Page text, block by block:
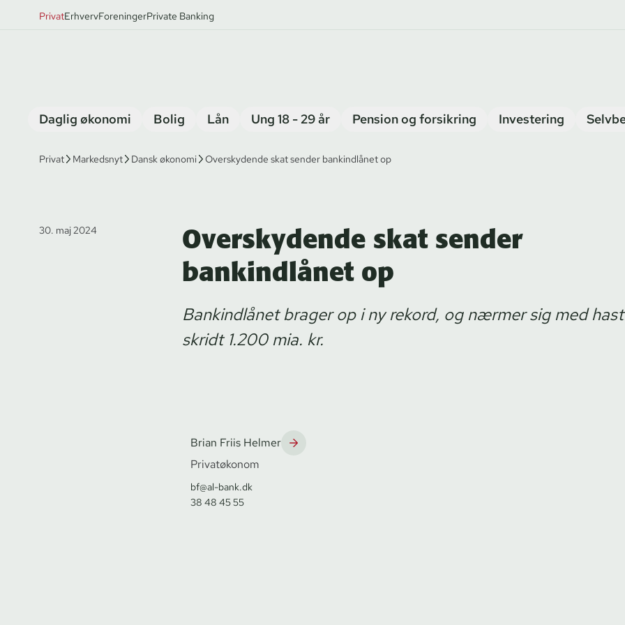
PrivatErhvervForeningerPrivate Banking
Daglig økonomi Bolig Lån Ung 18 - 29 år Pension og forsikring Investering
Privat Markedsnyt Dansk økonomi Overskydende skat sender bankindlånet op
30. maj 2024
Overskydende skat sender
bankindlånet op
Bankindlånet brager op i ny rekord, og nærmer sig med
skridt 1.200 mia. kr.
Brian Friis Helmer
Privatøkonom
bf@al-bank.dk
38 48 45 55